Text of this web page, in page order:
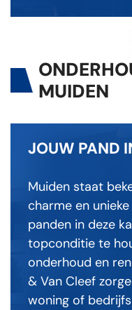
MUIDEN
JOUW PAND
Muiden staat
charme en
panden in deze
topconditie te
onderhoud en
& Van Cleef
woning of